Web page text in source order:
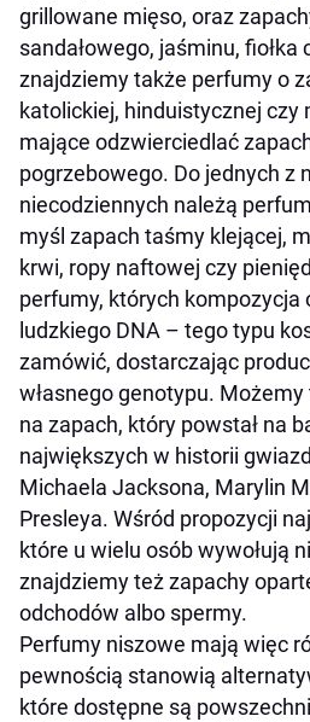
grillowane mięso, oraz
sandałowego, jaśminu, fiołka
znajdziemy także perfumy o
katolickiej, hinduistycznej czy
mające odzwierciedlać
pogrzebowego. Do jednych z
niecodziennych należą
myśl zapach taśmy klejącej,
krwi, ropy naftowej czy
perfumy, których kompozycja
ludzkiego DNA – tego typu
zamówić, dostarczając
własnego genotypu.
na zapach, który powstał na
największych w historii
Michaela Jacksona, Marylin
Presleya. Wśród propozycji
które u wielu osób wywołują
znajdziemy też zapachy
odchodów albo spermy.
Perfumy niszowe mają więc
pewnością stanowią
które dostępne są